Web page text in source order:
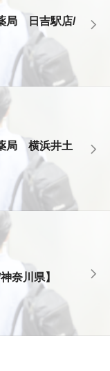
局 日吉駅店/
局 横浜井土
奈川県】